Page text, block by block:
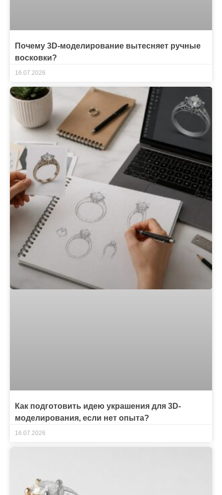
Почему 3D-моделирование вытесняет ручные
восковки?
16.07.2026
Как подготовить идею украшения для 3D-
моделирования, если нет опыта?
16.07.2026